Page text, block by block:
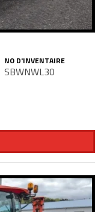
NO D'INVENTAIRE
SBWNWL30